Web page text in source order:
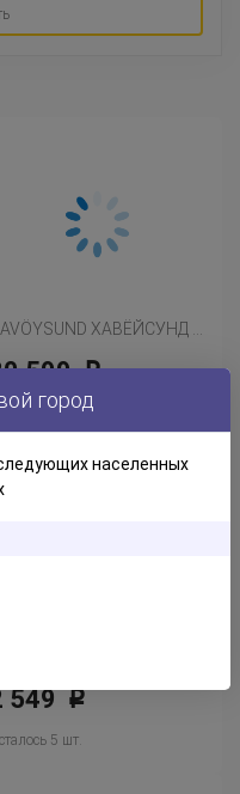
599Р
1 шт.
549Р
5 шт.
город
населенных